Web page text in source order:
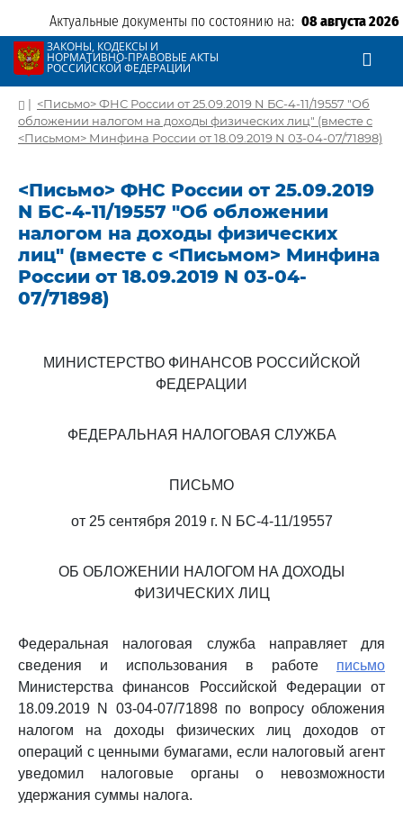
Актуальные документы по состоянию на: 08 августа 2026
ЗАКОНЫ, КОДЕКСЫ И
НОРМАТИВНО-ПРАВОВЫЕ АКТЫ
РОССИЙСКОЙ ФЕДЕРАЦИИ
| <Письмо> ФНС России от 25.09.2019 N БС-4-11/19557 "Об
обложении налогом на доходы физических лиц" (вместе с
<Письмом> Минфина России от 18.09.2019 N 03-04-07/71898)
<Письмо> ФНС России от 25.09.2019
N БС-4-11/19557 "Об обложении
налогом на доходы физических
лиц" (вместе с <Письмом> Минфина
России от 18.09.2019 N 03-04-
07/71898)
МИНИСТЕРСТВО ФИНАНСОВ РОССИЙСКОЙ
ФЕДЕРАЦИИ
ФЕДЕРАЛЬНАЯ НАЛОГОВАЯ СЛУЖБА
ПИСЬМО
от 25 сентября 2019 г. N БС-4-11/19557
ОБ ОБЛОЖЕНИИ НАЛОГОМ НА ДОХОДЫ
ФИЗИЧЕСКИХ ЛИЦ
Федеральная налоговая служба направляет для
сведения и использования в работе письмо
Министерства финансов Российской Федерации от
18.09.2019 N 03-04-07/71898 по вопросу обложения
налогом на доходы физических лиц доходов от
операций с ценными бумагами, если налоговый агент
уведомил налоговые органы о невозможности
удержания суммы налога.